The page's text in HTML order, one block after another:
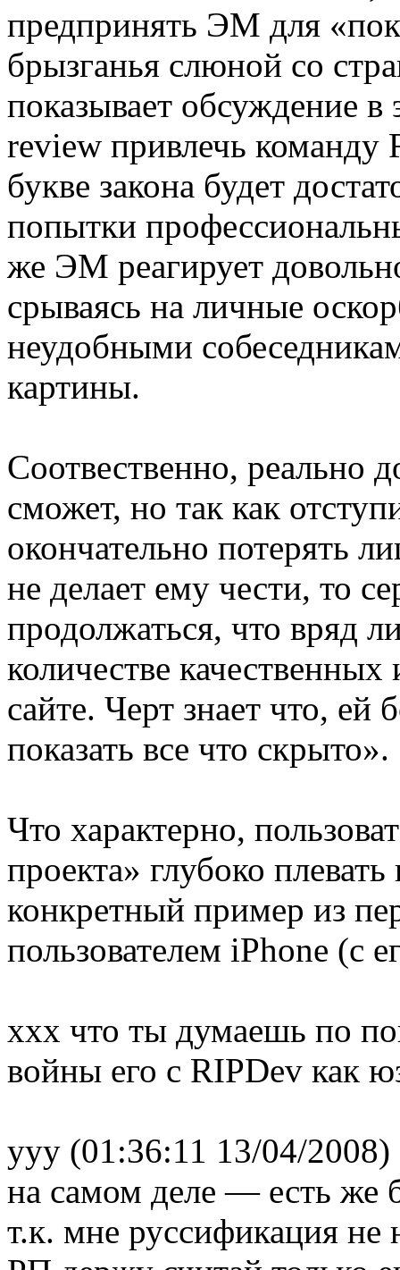
предпринять ЭМ для
брызганья слюной со
показывает обсуждение
review привлечь команду
букве закона будет
попытки
же ЭМ реагирует
срываясь на личные
неудобными
картины.
Соотвественно, реально
сможет, но так как
окончательно потерять
не делает ему чести, то
продолжаться, что вряд
количестве
сайте. Черт знает что,
показать все что скрыто».
Что характерно,
проекта» глубоко
конкретный пример из
пользователем iPhone (c
xxx что ты думаешь по
войны его с RIPDev как
ууу (01:36:11 13/04/2008)
на самом деле — есть же
т.к. мне руссификация